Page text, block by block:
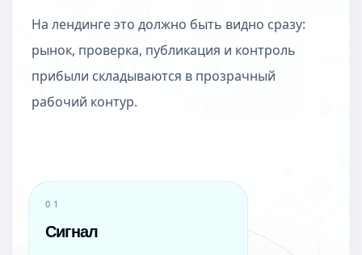
На лендинге это должно быть видно сразу:
рынок, проверка, публикация и контроль
прибыли складываются в прозрачный
рабочий контур.
01
Сигнал